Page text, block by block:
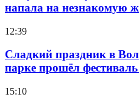
напала на незнакомую
12:39
Сладкий праздник в
парке прошёл
15:10